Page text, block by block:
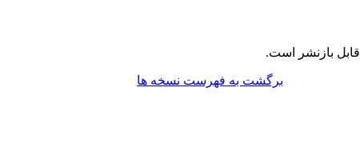
قابل بازنشر است.
برگشت به فهرست نسخه ها